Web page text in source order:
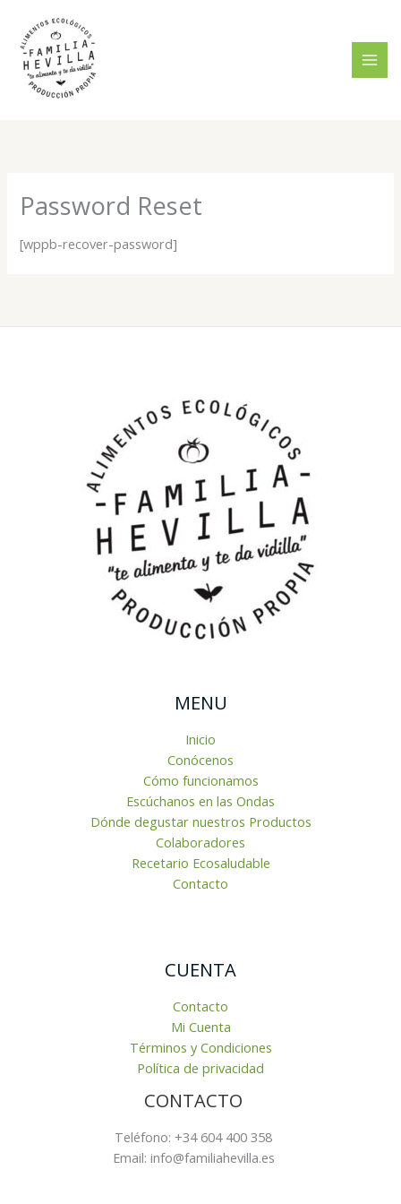
contenido
Password Reset
[wppb-recover-password]
MENU
Inicio
Conócenos
Cómo funcionamos
Escúchanos en las Ondas
Dónde degustar nuestros Productos
Colaboradores
Recetario Ecosaludable
Contacto
CUENTA
Contacto
Mi Cuenta
Términos y Condiciones
Política de privacidad
CONTACTO
Teléfono: +34 604 400 358
Email: info@familiahevilla.es